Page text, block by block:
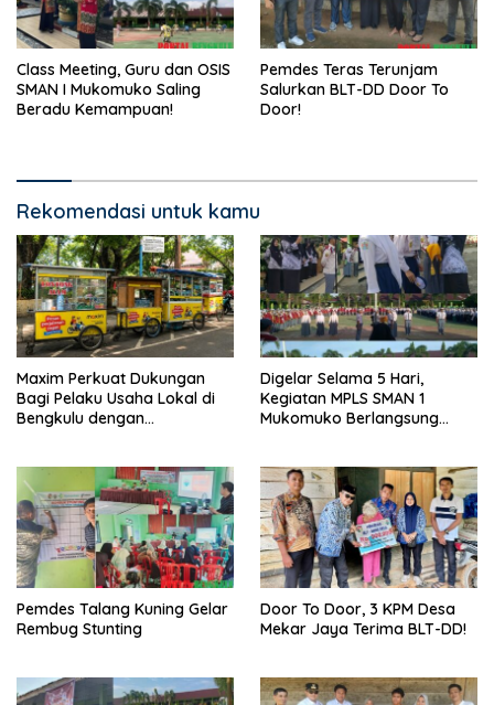
Class Meeting, Guru dan OSIS
SMAN I Mukomuko Saling
Beradu Kemampuan!
Pemdes Teras Terunjam
Salurkan BLT-DD Door To
Door!
Rekomendasi untuk kamu
Maxim Perkuat Dukungan
Bagi Pelaku Usaha Lokal di
Bengkulu dengan
Digelar Selama 5 Hari,
Kegiatan MPLS SMAN 1
Mukomuko Berlangsung
Pemdes Talang Kuning Gelar
Rembug Stunting
Door To Door, 3 KPM Desa
Mekar Jaya Terima BLT-DD!